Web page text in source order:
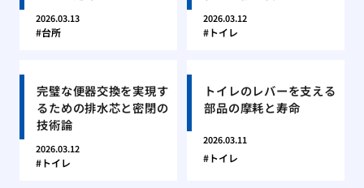
2026.03.13
台所
2026.03.12
トイレ
完璧な便器交換を実現す
るための排水芯と密閉の
技術論
2026.03.12
トイレ
トイレのレバーを支える
部品の摩耗と寿命
2026.03.11
トイレ